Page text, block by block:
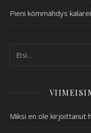
Pieni kömmähdys
Miksi en ole kirjoittanut